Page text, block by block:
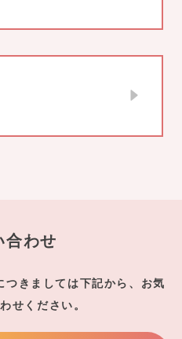
合わせ
きましては下記から、お気
せください。